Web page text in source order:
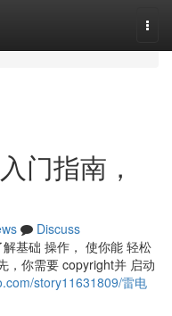
门指南，
Discuss
基础 操作， 使你能 轻松
，你需要 copyright并 启动
story11631809/雷电